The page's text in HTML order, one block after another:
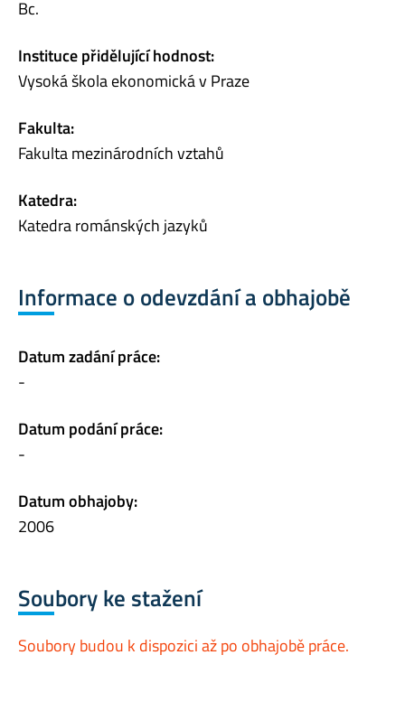
Bc.
Instituce přidělující hodnost:
Vysoká škola ekonomická v Praze
Fakulta:
Fakulta mezinárodních vztahů
Katedra:
Katedra románských jazyků
Informace o odevzdání a obhajobě
Datum zadání práce:
-
Datum podání práce:
-
Datum obhajoby:
2006
Soubory ke stažení
Soubory budou k dispozici až po obhajobě práce.